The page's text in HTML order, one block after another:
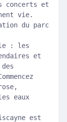
et
vie.
du parc
: les
et
eaux
est